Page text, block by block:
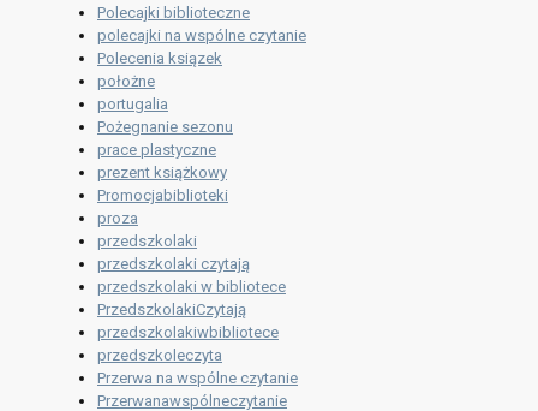
Polecajki biblioteczne
polecajki na wspólne czytanie
Polecenia ksiązek
położne
portugalia
Pożegnanie sezonu
prace plastyczne
prezent książkowy
Promocjabiblioteki
proza
przedszkolaki
przedszkolaki czytają
przedszkolaki w bibliotece
PrzedszkolakiCzytają
przedszkolakiwbibliotece
przedszkoleczyta
Przerwa na wspólne czytanie
Przerwanawspólneczytanie